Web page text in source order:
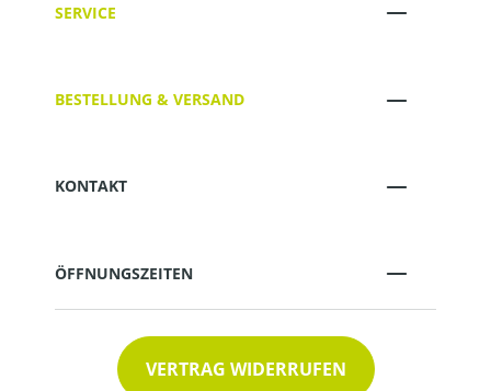
SERVICE
BESTELLUNG & VERSAND
KONTAKT
ÖFFNUNGSZEITEN
VERTRAG WIDERRUFEN